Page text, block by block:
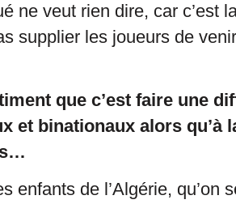
ne veut rien dire, car c’est
supplier les joueurs de
que c’est faire une
et binationaux alors qu’à
enfants de l’Algérie, qu’on